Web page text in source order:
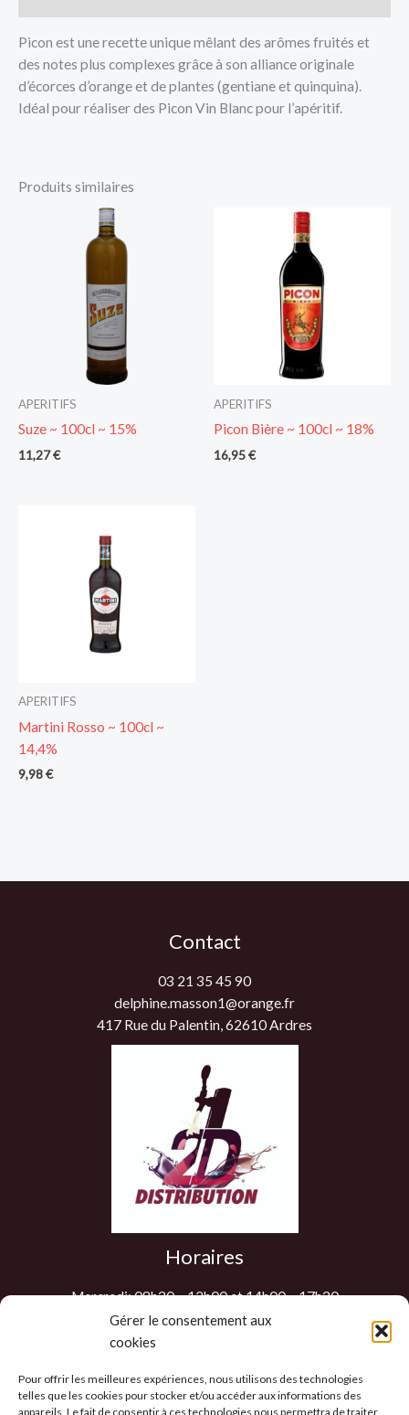
Gérer le consentement aux
cookies
Pour offrir les meilleures expériences, nous utilisons des technologies
telles que les cookies pour stocker et/ou accéder aux informations des
appareils. Le fait de consentir à ces technologies nous permettra de traiter
Picon est une recette unique mêlant des arômes fruités et
des notes plus complexes grâce à son alliance originale
d’écorces d’orange et de plantes (gentiane et quinquina).
Idéal pour réaliser des Picon Vin Blanc pour l’apéritif.
Produits similaires
APERITIFS
Suze ~ 100cl ~ 15%
11,27€
APERITIFS
Picon Bière ~ 100cl ~ 18%
16,95€
APERITIFS
Martini Rosso ~ 100cl ~
14,4%
9,98€
Contact
03 21 35 45 90
delphine.masson1@orange.fr
417 Rue du Palentin, 62610 Ardres
Horaires
Mercredi: 08h30 – 12h00 et 14h00 – 17h30
Jeudi: 08h30 – 12h00 et 14h00 – 17h30
Vendredi: 08h30 – 12h00 et 14h00 – 17h30
Les autres jours sur RDV